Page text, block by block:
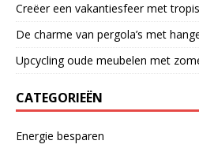
Creëer een vakantiesfeer met
De charme van pergola’s met
Upcycling oude meubelen met
CATEGORIEËN
Energie besparen